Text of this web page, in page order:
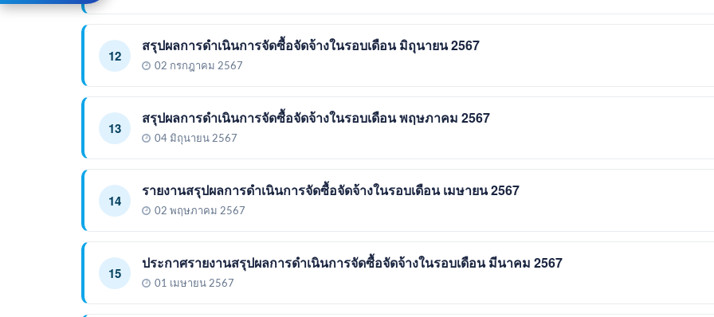
12
สรุปผลการดำเนินการจัดซื้อจัดจ้างในรอบเดือน มิถุนายน 2567
02 กรกฎาคม 2567
13
สรุปผลการดำเนินการจัดซื้อจัดจ้างในรอบเดือน พฤษภาคม 2567
04 มิถุนายน 2567
14
รายงานสรุปผลการดำเนินการจัดซื้อจัดจ้างในรอบเดือน เมษายน 2567
02 พฤษภาคม 2567
15
ประกาศรายงานสรุปผลการดำเนินการจัดซื้อจัดจ้างในรอบเดือน มีนาคม 2567
01 เมษายน 2567